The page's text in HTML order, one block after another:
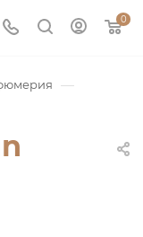
0
—